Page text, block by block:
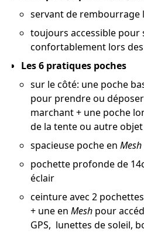
servant de rembourrage
toujours accessible pour
confortablement lors
Les 6 pratiques poches
sur le côté: une poche
pour prendre ou
marchant + une poche
de la tente ou autre
spacieuse poche en Mesh
pochette profonde de
éclair
ceinture avec 2
+ une en Mesh pour
GPS, lunettes de soleil,